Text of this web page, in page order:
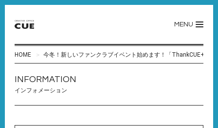
MENU
HOME 今冬！新しいファンクラブイベント始めます！「ThankCUE+
INFORMATION
インフォメーション